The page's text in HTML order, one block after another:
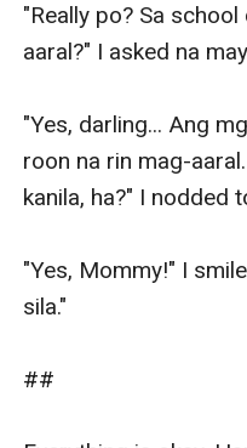
"Really po? Sa
aaral?" I asked na
"Yes, darling... Ang
roon na rin mag-
kanila, ha?" I nodded
"Yes, Mommy!" I
sila."
##